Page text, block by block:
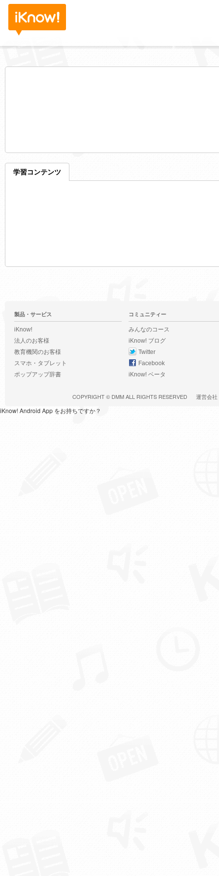
学習コンテンツ
製品・サービス
iKnow!
法人のお客様
教育機関のお客様
スマホ・タブレット
ポップアップ辞書
コミュニティー
みんなのコース
iKnow! ブログ
Twitter
Facebook
iKnow! ベータ
COPYRIGHT © DMMALL RIGHTS RESERVED 運営会社
iKnow! Android App をお持ちですか？